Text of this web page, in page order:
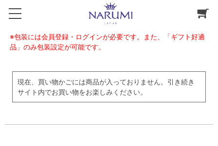
※包装には会員登録・ログインが必要です。また、「ギフト好適
品」のみ包装設定が可能です。
現在、買い物かごには商品が入っておりません。引き続き
サイト内でお買い物をお楽しみください。